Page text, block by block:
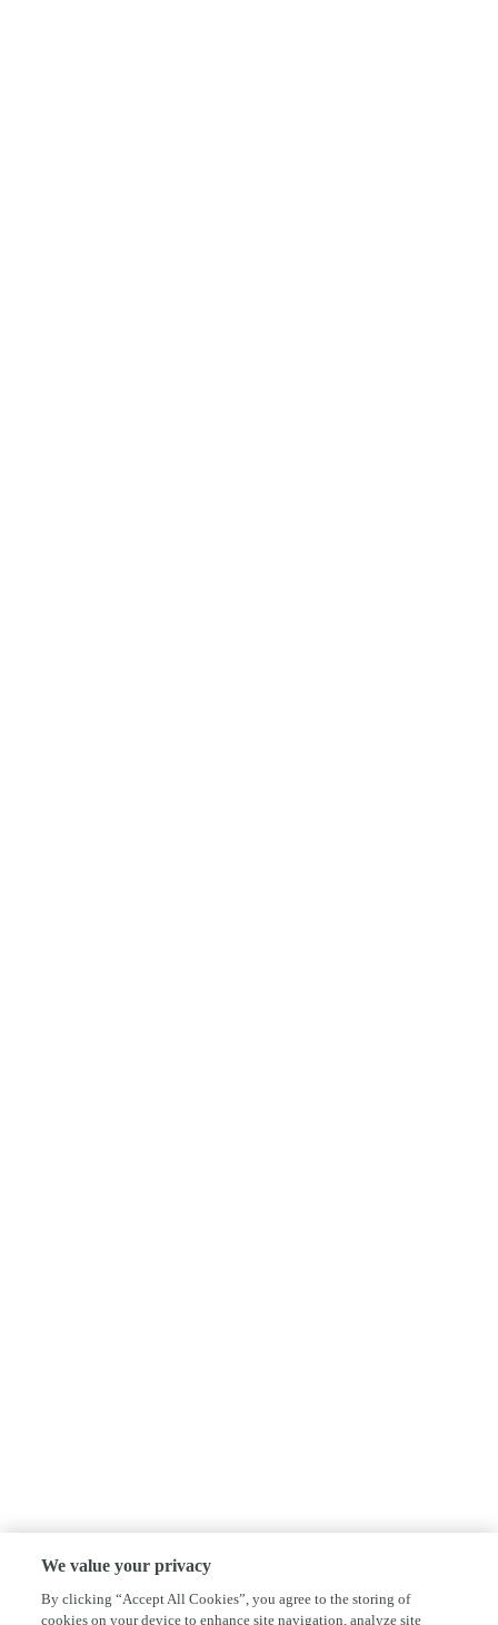
We value your privacy
By clicking “Accept All Cookies”, you agree to the storing of
cookies on your device to enhance site navigation, analyze site